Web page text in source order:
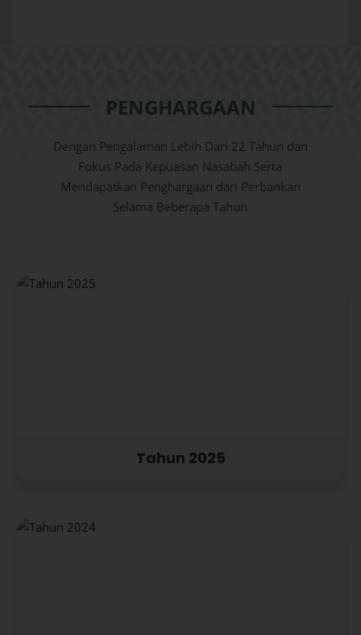
PENGHARGAAN
Dengan Pengalaman Lebih Dari 22 Tahun dan
Fokus Pada Kepuasan Nasabah Serta
Mendapatkan Penghargaan dari Perbankan
Selama Beberapa Tahun
Tahun 2025